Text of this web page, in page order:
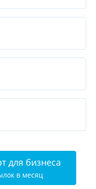
для бизнеса
в месяц